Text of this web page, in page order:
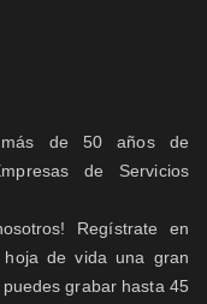
más de 50 años de
de Servicios
Regístrate en
de vida una gran
grabar hasta 45